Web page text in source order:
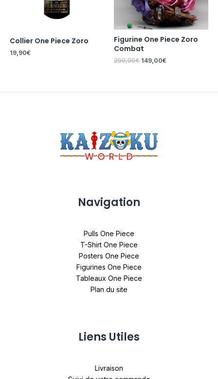
Collier One Piece Zoro
19,90€
Figurine One Piece Zoro
Combat
299,90€ 149,00€
Navigation
Pulls One Piece
T-Shirt One Piece
Posters One Piece
Figurines One Piece
Tableaux One Piece
Plan du site
Liens Utiles
Livraison